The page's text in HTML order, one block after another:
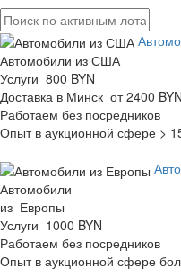
Автомобили из США
Услуги 800 BYN
Доставка в Минск от 2400 BYN
Работаем без посредников
Опыт в аукционной сфере >
Автомобили
из Европы
Услуги 1000 BYN
Работаем без посредников
Опыт в аукционной сфере